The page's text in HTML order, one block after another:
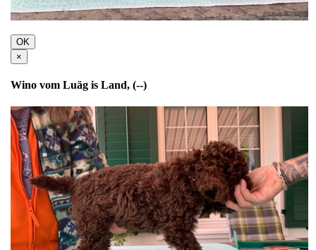
OK
×
Wino vom Luäg is Land, (--)